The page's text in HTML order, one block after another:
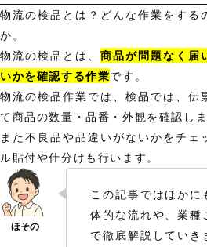
物流の検品とは？どんな作業をする
か。
物流の検品とは、商品が問題なく届
いかを確認する作業です。
物流の検品作業では、検品では、伝
て商品の数量・品番・外観を確認しま
また不良品や品違いがないかをチェ
ル貼付や仕分けも行います。
この記事ではほかに
体的な流れや、業種
で徹底解説していき